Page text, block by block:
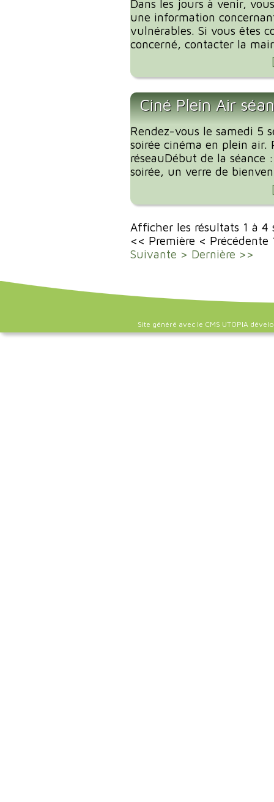
Dans les jours à venir,
une information
vulnérables. Si vous êtes
concerné, contacter la
Ciné Plein Air
Rendez-vous le samedi 5
soirée cinéma en plein
réseauDébut de la
soirée, un verre de
Afficher les résultats 1 à
<< Première < Précédente
Suivante > Dernière >>
Site généré avec le CMS UTOPIA